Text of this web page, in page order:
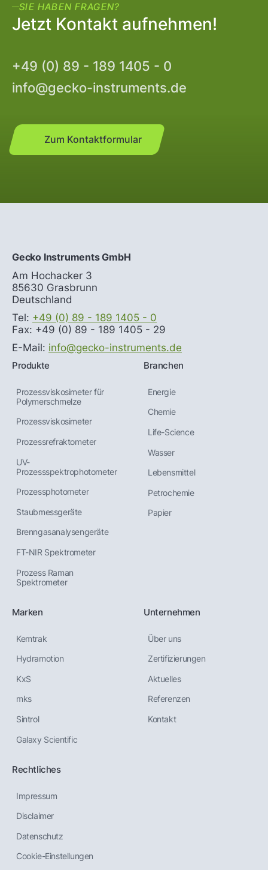
SIE HABEN FRAGEN?
Jetzt Kontakt aufnehmen!
+49 (0) 89 - 189 1405 - 0
info@gecko-instruments.de
Zum Kontaktformular
Gecko Instruments GmbH
Am Hochacker 3
85630 Grasbrunn
Deutschland
Tel: +49 (0) 89 - 189 1405 - 0
Fax: +49 (0) 89 - 189 1405 - 29
E-Mail: info@gecko-instruments.de
Produkte
Prozessviskosimeter für
Polymerschmelze
Prozessviskosimeter
Prozessrefraktometer
UV-
Prozessspektrophotometer
Prozessphotometer
Staubmessgeräte
Brenngas­analysen­geräte
FT-NIR Spektrometer
Prozess Raman
Spektrometer
Branchen
Energie
Chemie
Life-Science
Wasser
Lebensmittel
Petrochemie
Papier
Marken
Kemtrak
Hydramotion
KxS
mks
Sintrol
Galaxy Scientific
Unternehmen
Über uns
Zertifizierungen
Aktuelles
Referenzen
Kontakt
Rechtliches
Impressum
Disclaimer
Datenschutz
Cookie-Einstellungen